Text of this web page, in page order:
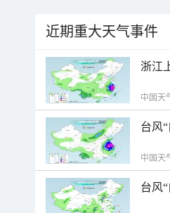
近期重大天气事件
浙江
中国天
台风
中国天
台风